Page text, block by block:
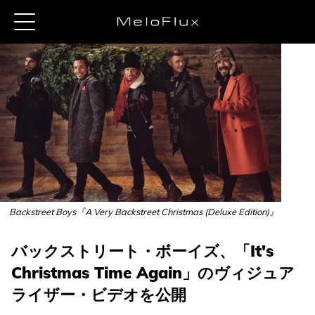
Backstreet Boys『A Very Backstreet Christmas (Deluxe Edition)』
バックストリート・ボーイズ、「It's
Christmas Time Again」のヴィジュア
ライザー・ビデオを公開